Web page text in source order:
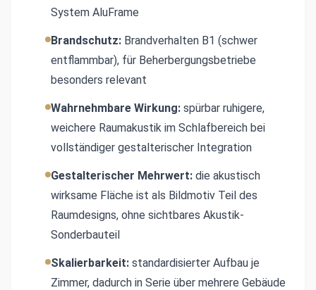
System AluFrame
Brandschutz: Brandverhalten B1 (schwer
entflammbar), für Beherbergungsbetriebe
besonders relevant
Wahrnehmbare Wirkung: spürbar ruhigere,
weichere Raumakustik im Schlafbereich bei
vollständiger gestalterischer Integration
Gestalterischer Mehrwert: die akustisch
wirksame Fläche ist als Bildmotiv Teil des
Raumdesigns, ohne sichtbares Akustik-
Sonderbauteil
Skalierbarkeit: standardisierter Aufbau je
Zimmer, dadurch in Serie über mehrere Gebäude